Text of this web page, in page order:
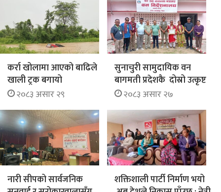
कर्रा खोलामा आएको बाढिले
खाली ट्रक बगायो
२०८३ असार २९
सुनाचुरी सामुदायिक वन
बागमती प्रदेशकै दोस्रो उत्कृष्ट
२०८३ असार २७
नारी सीपको सार्वजनिक
शक्तिशाली पार्टी निर्माण भयो